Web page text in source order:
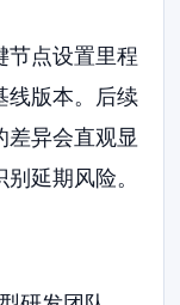
节点设置里程
线版本。后续
差异会直观显
延期风险。